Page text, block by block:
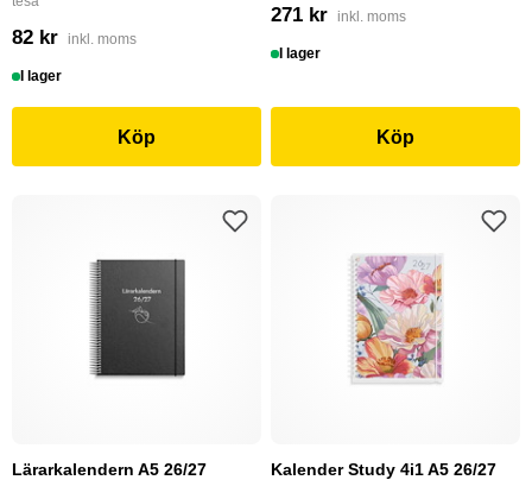
82 kr inkl. moms
I lager
Köp
271 kr inkl. moms
I lager
Köp
Lärarkalendern A5 26/27 Kalender Study 4i1 A5 26/27